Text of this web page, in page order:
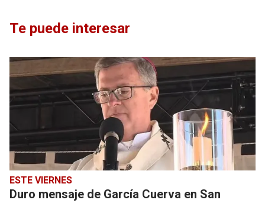
Te puede interesar
ESTE VIERNES
Duro mensaje de García Cuerva en San